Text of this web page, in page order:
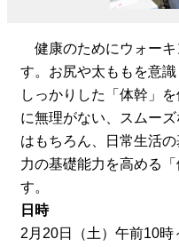
※健康のためにウォー
す。お尻や太ももを意
しっかりした「体幹」
に無理がない、スムー
はもちろん、日常生活
力の基礎能力を高める
す。
日時
2月20日（土）午前10時